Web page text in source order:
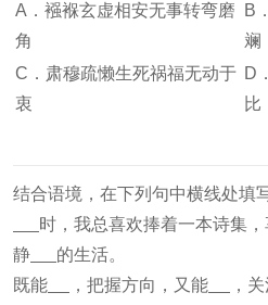
A．襁褓玄虚相安无事转弯磨
角
B
斓
C．肃穆疏懒生死祸福无动于
衷
D
比
结合语境，在下列句中横线处填
时，我总喜欢捧着一本诗集
静
的生活。
既能
，把握方向，又能
，